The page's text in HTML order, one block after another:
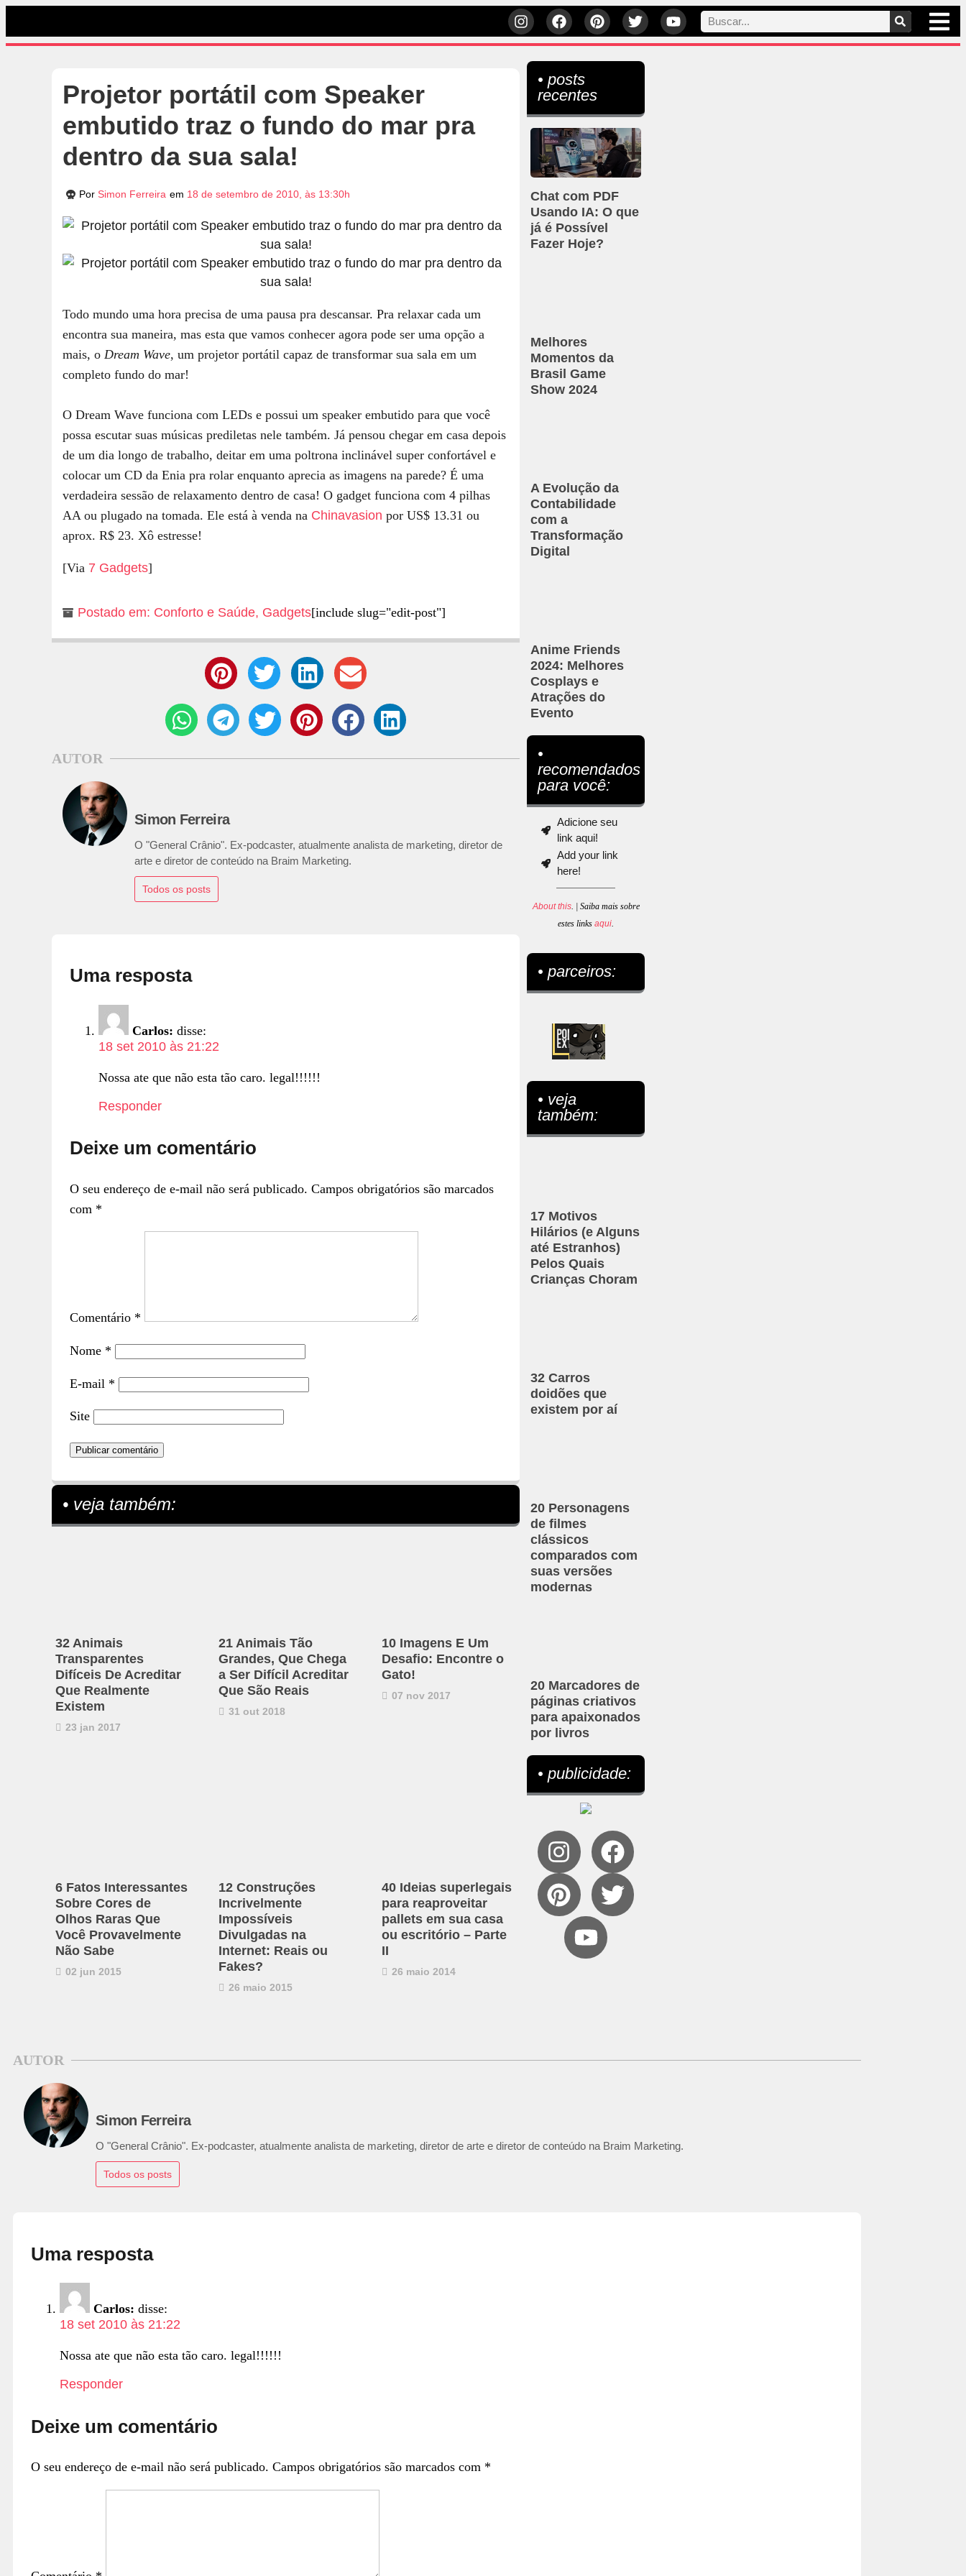
Projetor portátil com Speaker
embutido traz o fundo do mar pra
dentro da sua sala!
Por Simon Ferreira em 18 de setembro de 2010, às 13:30h
Todo mundo uma hora precisa de uma pausa pra descansar. Pra relaxar cada um
encontra sua maneira, mas esta que vamos conhecer agora pode ser uma opção a
mais, o Dream Wave, um projetor portátil capaz de transformar sua sala em um
completo fundo do mar!
O Dream Wave funciona com LEDs e possui um speaker embutido para que você
possa escutar suas músicas prediletas nele também. Já pensou chegar em casa depois
de um dia longo de trabalho, deitar em uma poltrona inclinável super confortável e
colocar um CD da Enia pra rolar enquanto aprecia as imagens na parede? É uma
verdadeira sessão de relaxamento dentro de casa! O gadget funciona com 4 pilhas
AA ou plugado na tomada. Ele está à venda na Chinavasion por US$ 13.31 ou
aprox. R$ 23. Xô estresse!
[Via 7 Gadgets]
Postado em: Conforto e Saúde, Gadgets[include slug="edit-post"]
AUTOR
Simon Ferreira
O "General Crânio". Ex-podcaster, atualmente analista de marketing, diretor de
arte e diretor de conteúdo na Braim Marketing.
Todos os posts
Uma resposta
Carlos: disse:
18 set 2010 às 21:22
Nossa ate que não esta tão caro. legal!!!!!!
Responder
Deixe um comentário
O seu endereço de e-mail não será publicado. Campos obrigatórios são marcados
com *
Comentário *
Nome *
E-mail *
Site
• veja também:
32 Animais
Transparentes
Difíceis De Acreditar
Que Realmente
Existem
23 jan 2017
21 Animais Tão
Grandes, Que Chega
a Ser Difícil Acreditar
Que São Reais
31 out 2018
10 Imagens E Um
Desafio: Encontre o
Gato!
07 nov 2017
6 Fatos Interessantes
Sobre Cores de
Olhos Raras Que
Você Provavelmente
Não Sabe
02 jun 2015
12 Construções
Incrivelmente
Impossíveis
Divulgadas na
Internet: Reais ou
Fakes?
26 maio 2015
40 Ideias superlegais
para reaproveitar
pallets em sua casa
ou escritório – Parte
II
26 maio 2014
• posts
recentes
Chat com PDF
Usando IA: O que
já é Possível
Fazer Hoje?
Melhores
Momentos da
Brasil Game
Show 2024
A Evolução da
Contabilidade
com a
Transformação
Digital
Anime Friends
2024: Melhores
Cosplays e
Atrações do
Evento
•
recomendados
para você:
Adicione seu
link aqui!
Add your link
here!
About this. | Saiba mais sobre
estes links aqui.
• parceiros:
• veja
também:
17 Motivos
Hilários (e Alguns
até Estranhos)
Pelos Quais
Crianças Choram
32 Carros
doidões que
existem por aí
20 Personagens
de filmes
clássicos
comparados com
suas versões
modernas
20 Marcadores de
páginas criativos
para apaixonados
por livros
• publicidade:
AUTOR
Simon Ferreira
O "General Crânio". Ex-podcaster, atualmente analista de marketing, diretor de arte e diretor de conteúdo na Braim Marketing.
Todos os posts
Uma resposta
Carlos: disse:
18 set 2010 às 21:22
Nossa ate que não esta tão caro. legal!!!!!!
Responder
Deixe um comentário
O seu endereço de e-mail não será publicado. Campos obrigatórios são marcados com *